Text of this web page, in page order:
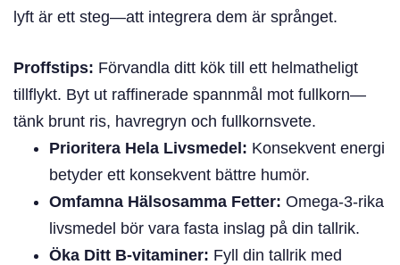
lyft är ett steg—att integrera dem är språnget.
Proffstips: Förvandla ditt kök till ett helmatheligt
tillflykt. Byt ut raffinerade spannmål mot fullkorn—
tänk brunt ris, havregryn och fullkornsvete.
Prioritera Hela Livsmedel: Konsekvent energi
betyder ett konsekvent bättre humör.
Omfamna Hälsosamma Fetter: Omega-3-rika
livsmedel bör vara fasta inslag på din tallrik.
Öka Ditt B-vitaminer: Fyll din tallrik med